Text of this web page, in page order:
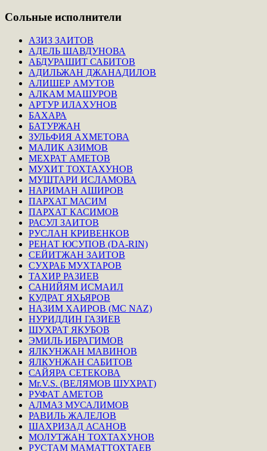
Сольные исполнители
АЗИЗ ЗАИТОВ
АДЕЛЬ ШАВДУНОВА
АБДУРАШИТ САБИТОВ
АДИЛЬЖАН ДЖАНАДИЛОВ
АЛИШЕР АМУТОВ
АЛКАМ МАШУРОВ
АРТУР ИЛАХУНОВ
БАХАРА
БАТУРЖАН
ЗУЛЬФИЯ АХМЕТОВА
МАЛИК АЗИМОВ
МЕХРАТ АМЕТОВ
МУХИТ ТОХТАХУНОВ
МУШТАРИ ИСЛАМОВА
НАРИМАН АШИРОВ
ПАРХАТ МАСИМ
ПАРХАТ КАСИМОВ
РАСУЛ ЗАИТОВ
РУСЛАН КРИВЕНКОВ
РЕНАТ ЮСУПОВ (DA-RIN)
СЕЙИТЖАН ЗАИТОВ
СУХРАБ МУХТАРОВ
ТАХИР РАЗИЕВ
САНИЙЯМ ИСМАИЛ
КУДРАТ ЯХЬЯРОВ
НАЗИМ ХАИРОВ (MC NAZ)
НУРИДДИН ГАЗИЕВ
ШУХРАТ ЯКУБОВ
ЭМИЛЬ ИБРАГИМОВ
ЯЛКУНЖАН МАВИНОВ
ЯЛКУНЖАН САБИТОВ
САЙЯРА СЕТЕКОВА
Mr.V.S. (ВЕЛЯМОВ ШУХРАТ)
РУФАТ АМЕТОВ
АЛМАЗ МУСАЛИМОВ
РАВИЛЬ ЖАЛЕЛОВ
ШАХРИЗАД АСАНОВ
МОЛУТЖАН ТОХТАХУНОВ
РУСТАМ МАМАТТОХТАЕВ